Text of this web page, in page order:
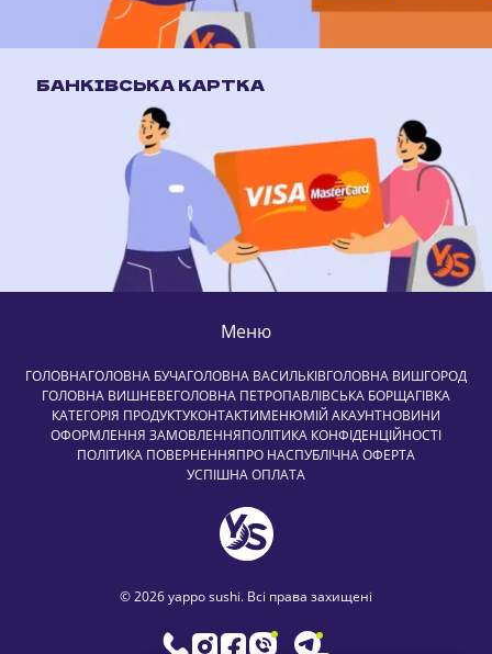
БАНКІВСЬКА КАРТКА
Меню
ГОЛОВНАГОЛОВНА БУЧАГОЛОВНА ВАСИЛЬКІВГОЛОВНА ВИШГОРОД
ГОЛОВНА ВИШНЕВЕГОЛОВНА ПЕТРОПАВЛІВСЬКА БОРЩАГІВКА
КАТЕГОРІЯ ПРОДУКТУКОНТАКТИМЕНЮМІЙ АКАУНТНОВИНИ
ОФОРМЛЕННЯ ЗАМОВЛЕННЯПОЛІТИКА КОНФІДЕНЦІЙНОСТІ
ПОЛІТИКА ПОВЕРНЕННЯПРО НАСПУБЛІЧНА ОФЕРТА
УСПІШНА ОПЛАТА
© 2026 yappo sushi. Всі права захищені